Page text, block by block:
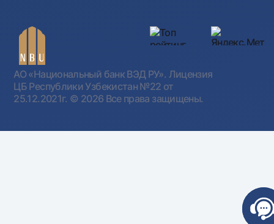
АО «Национальный банк ВЭД РУ». Лицензия
ЦБ Республики Узбекистан №22 от
25.12.2021г. © 2026 Все права защищены.